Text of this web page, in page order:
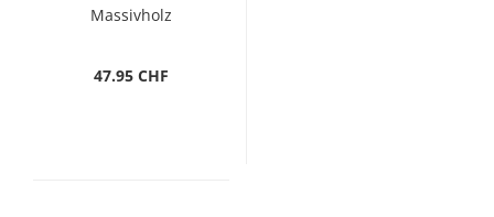
Massivholz
47.95 CHF